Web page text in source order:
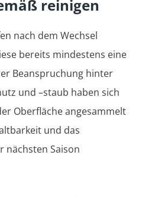
reinigen
nach dem Wechsel
bereits mindestens eine
Beanspruchung hinter
und –staub haben sich
Oberfläche angesammelt
und das
nächsten Saison